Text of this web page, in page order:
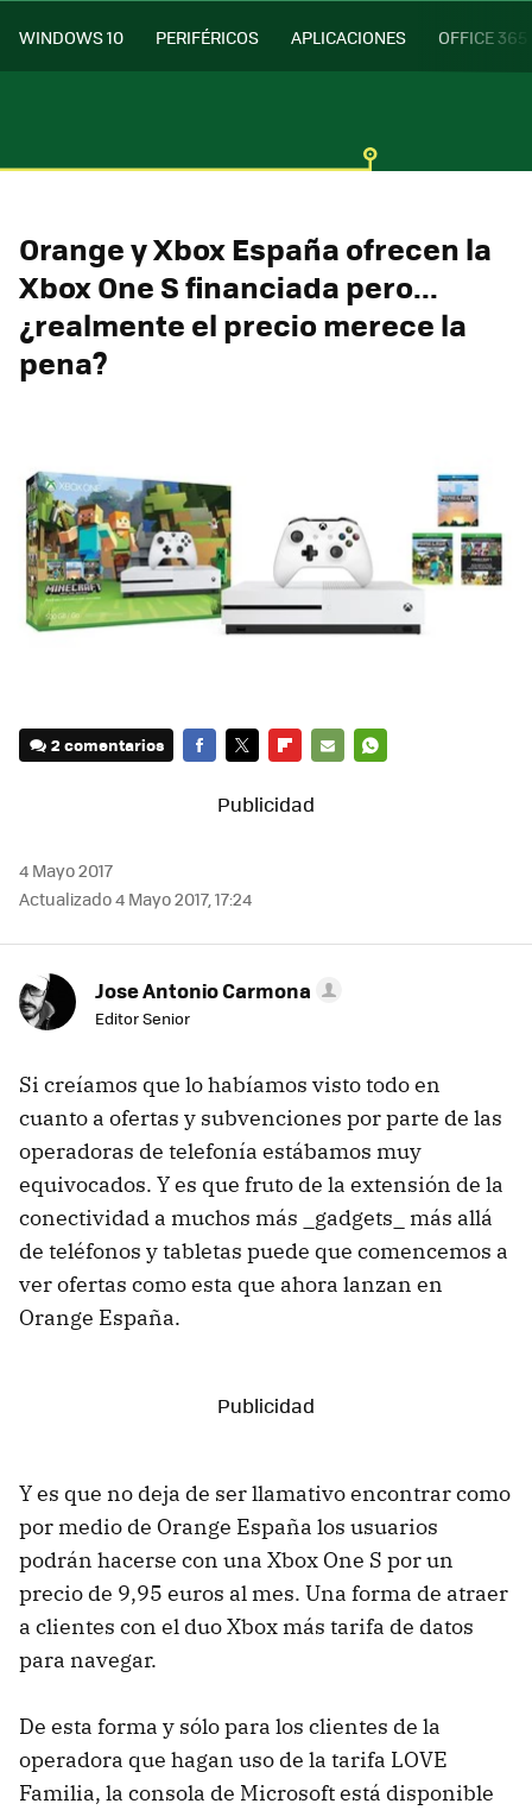
WINDOWS 10 PERIFÉRICOS APLICACIONES OFFICE 365
Orange y Xbox España ofrecen la
Xbox One S financiada pero...
¿realmente el precio merece la
pena?
2 comentarios
MAIL
4 Mayo 2017
Actualizado 4 Mayo 2017, 17:24
Jose Antonio Carmona
Editor Senior
Si creíamos que lo habíamos visto todo en
cuanto a ofertas y subvenciones por parte de las
operadoras de telefonía estábamos muy
equivocados. Y es que fruto de la extensión de la
conectividad a muchos más _gadgets_ más allá
de teléfonos y tabletas puede que comencemos a
ver ofertas como esta que ahora lanzan en
Orange España.
Y es que no deja de ser llamativo encontrar como
por medio de Orange España los usuarios
podrán hacerse con una Xbox One S por un
precio de 9,95 euros al mes. Una forma de atraer
a clientes con el duo Xbox más tarifa de datos
para navegar.
De esta forma y sólo para los clientes de la
operadora que hagan uso de la tarifa LOVE
Familia, la consola de Microsoft está disponible